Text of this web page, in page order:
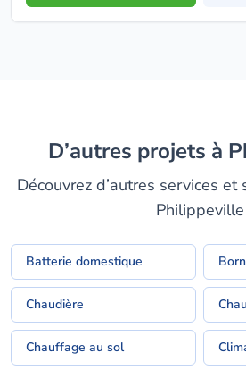
D’autres projets à
Découvrez d’autres services
Philippeville
Batterie domestique
Chaudière
Chauffage au sol